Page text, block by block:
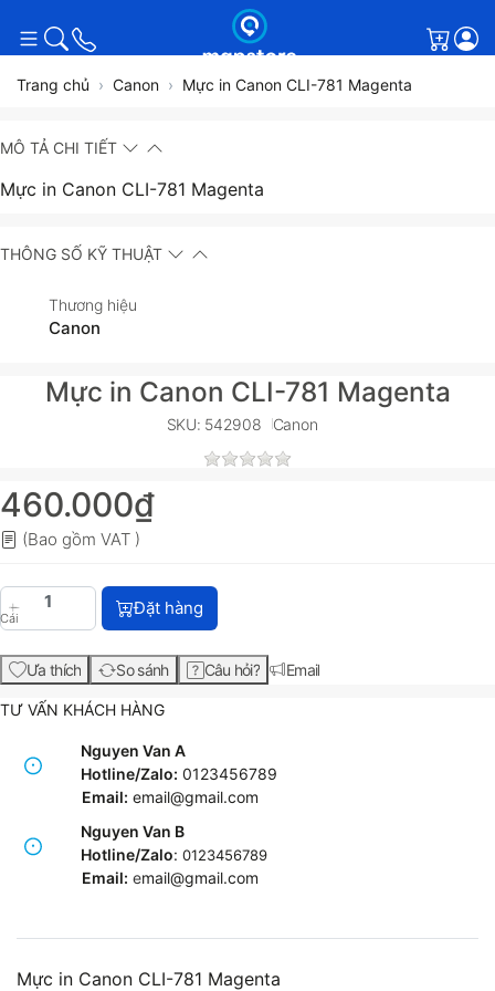
Giỏ
Trang chủ Canon Mực in Canon CLI-781 Magenta
MÔ TẢ CHI TIẾT
Mực in Canon CLI-781 Magenta
THÔNG SỐ KỸ THUẬT
Thương hiệu
Canon
Mực in Canon CLI-781 Magenta
SKU: 542908 Canon
460.000₫
(Bao gồm VAT )
Cái
Mực in Canon CLI-781 Magenta với giá 460.000₫,
Đặt hàng
Ưa thích So sánh Câu hỏi? Email
TƯ VẤN KHÁCH HÀNG
Nguyen Van A
Hotline/Zalo: 0123456789
Email: email@gmail.com
Nguyen Van B
Hotline/Zalo: 0123456789
Email: email@gmail.com
Mực in Canon CLI-781 Magenta